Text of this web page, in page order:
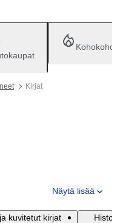
Kirjat
Näytä lisää
kuvitetut kirjat